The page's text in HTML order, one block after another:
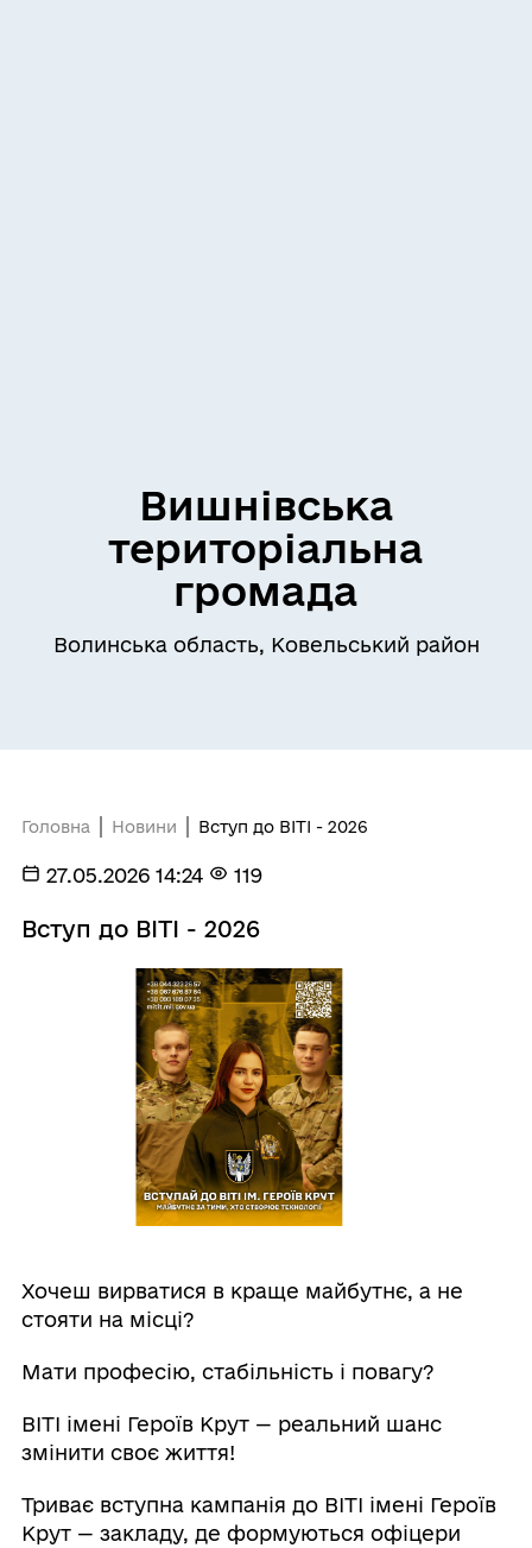
Вишнівська
територіальна
громада
Волинська область, Ковельський район
Головна Новини Вступ до ВІТІ - 2026
27.05.2026 14:24 119
Вступ до ВІТІ - 2026
Хочеш вирватися в краще майбутнє, а не
стояти на місці?
Мати професію, стабільність і повагу?
ВІТІ імені Героїв Крут — реальний шанс
змінити своє життя!
Триває вступна кампанія до ВІТІ імені Героїв
Крут — закладу, де формуються офіцери